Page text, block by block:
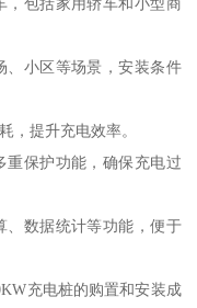
，包括家用轿车和小型商
、小区等场景，安装条件
，提升充电效率。
重保护功能，确保充电过
、数据统计等功能，便于
充电桩的购置和安装成